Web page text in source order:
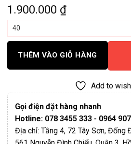
1.900.000 ₫
THÊM VÀO GIỎ HÀNG
Add to
Gọi điện đặt hàng nhanh
Hotline: 078 3455 333 - 0964
Địa chỉ: Tầng 4, 72 Tây Sơn, Đống